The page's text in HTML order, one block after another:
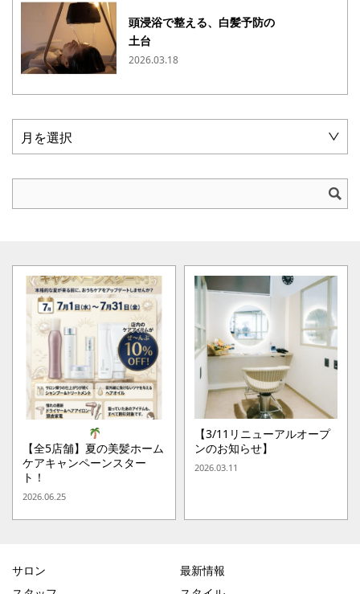
頭浸浴で整える、白髪予防の
土台
2026.03.18
月を選択
【全5店舗】夏の美髪ホーム
ケアキャンペーンスター
ト！
2026.06.25
【3/11リニューアルオープ
ンのお知らせ】
2026.03.11
サロン
最新情報